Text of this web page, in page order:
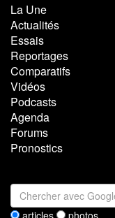
La Une
Actualités
Essais
Reportages
Comparatifs
Vidéos
Podcasts
Agenda
Forums
Pronostics
articles photos